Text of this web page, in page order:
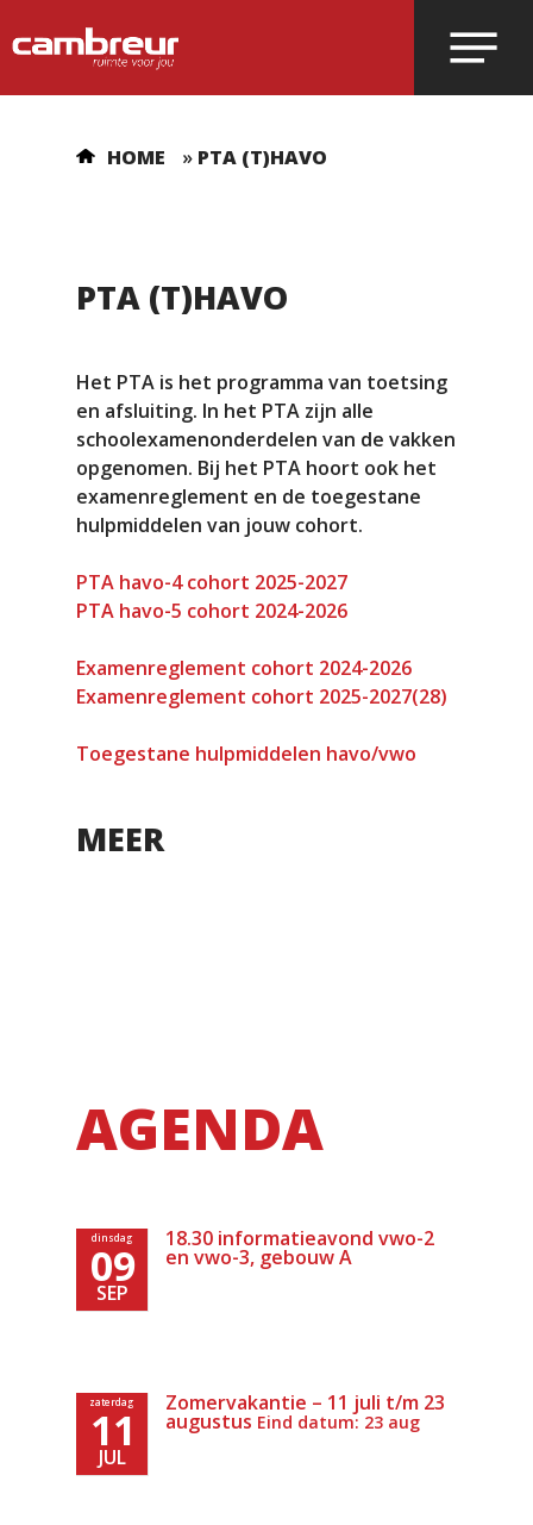
Voer je zoekopdracht in en druk op
HOME » PTA (T)HAVO
PTA (T)HAVO
Het PTA is het programma van toetsing
en afsluiting. In het PTA zijn alle
schoolexamenonderdelen van de vakken
opgenomen. Bij het PTA hoort ook het
examenreglement en de toegestane
hulpmiddelen van jouw cohort.
PTA havo-4 cohort 2025-2027
PTA havo-5 cohort 2024-2026
Examenreglement cohort 2024-2026
Examenreglement cohort 2025-2027(28)
Toegestane hulpmiddelen havo/vwo
MEER
AGENDA
dinsdag
09
SEP
18.30 informatieavond vwo-2
en vwo-3, gebouw A
zaterdag
11
JUL
Zomervakantie – 11 juli t/m 23
augustus Eind datum: 23 aug